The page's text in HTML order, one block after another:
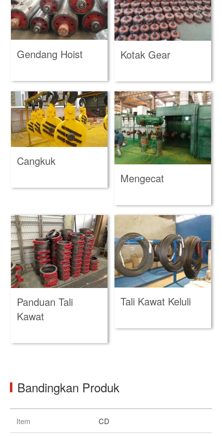
Gendang Hoist Kotak Gear
Cangkuk
Mengecat
Panduan Tali
Kawat
Tali Kawat Keluli
Bandingkan Produk
Item CD